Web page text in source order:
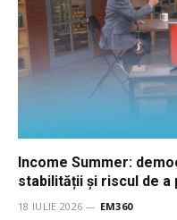
Income Summer:
stabilității și riscul de
18 IULIE 2026 EM360